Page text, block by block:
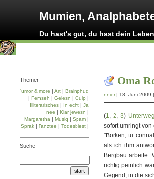
Mumien,
Du hast's gut, du hast dein
Oma
nnier| 18. Juni 2009 |
(1, 2, 3)
sofort umringt
"Borken, tu
als ich ihm
Bergbau arbeite.
richtig peinlich
Gegend, in die
Themen
'umor & more | Art | Brainphuq
| Fernseh | Gelesn | Gulp |
Illiterarisches | In echt | Ja
nee | Klar jewesn |
Margaretha | Musiq | Spam |
Sprak | Tanztee | Todesbiest |
Suche